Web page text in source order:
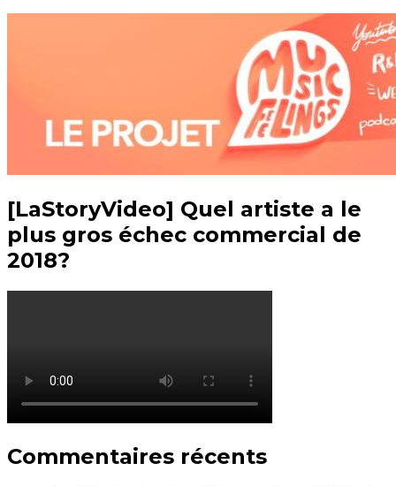
[LaStoryVideo] Quel artiste a le
plus gros échec commercial de
2018?
Commentaires récents